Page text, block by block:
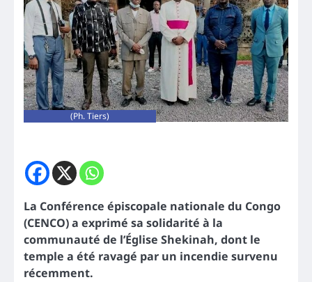
(Ph. Tiers)
La Conférence épiscopale nationale du Congo
(CENCO) a exprimé sa solidarité à la
communauté de l’Église Shekinah, dont le
temple a été ravagé par un incendie survenu
récemment.